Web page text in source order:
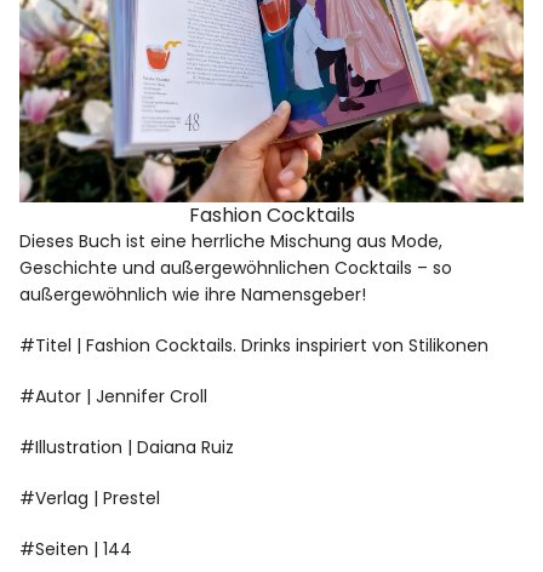
Fashion Cocktails
Dieses Buch ist eine herrliche Mischung aus Mode,
Geschichte und außergewöhnlichen Cocktails – so
außergewöhnlich wie ihre Namensgeber!
#Titel | Fashion Cocktails. Drinks inspiriert von Stilikonen
#Autor | Jennifer Croll
#Illustration | Daiana Ruiz
#Verlag | Prestel
#Seiten | 144